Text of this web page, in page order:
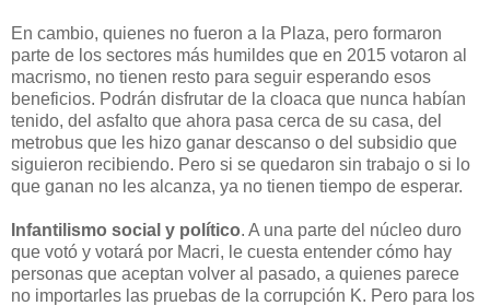
En cambio, quienes no fueron a la Plaza, pero formaron
parte de los sectores más humildes que en 2015 votaron al
macrismo, no tienen resto para seguir esperando esos
beneficios. Podrán disfrutar de la cloaca que nunca habían
tenido, del asfalto que ahora pasa cerca de su casa, del
metrobus que les hizo ganar descanso o del subsidio que
siguieron recibiendo. Pero si se quedaron sin trabajo o si lo
que ganan no les alcanza, ya no tienen tiempo de esperar.
Infantilismo social y político. A una parte del núcleo duro
que votó y votará por Macri, le cuesta entender cómo hay
personas que aceptan volver al pasado, a quienes parece
no importarles las pruebas de la corrupción K. Pero para los